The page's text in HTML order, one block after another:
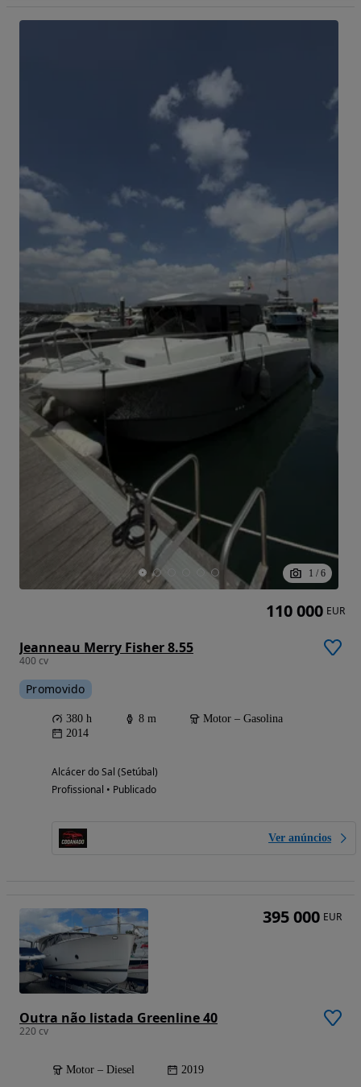
1 / 6
Jeanneau Merry Fisher 8.55
400 cv
Promovido
380 h 8 m
Motor – Gasolina
2014
Alcácer do Sal (Setúbal)
Profissional • Publicado
Ver anúncios
110 000 EUR
Outra não listada Greenline 40
220 cv
Motor – Diesel 2019
395 000 EUR